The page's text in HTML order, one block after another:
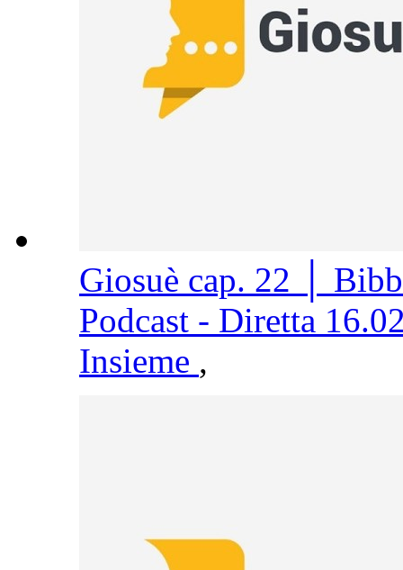
Giosuè cap. 22 │
Podcast - Diretta
Insieme ,